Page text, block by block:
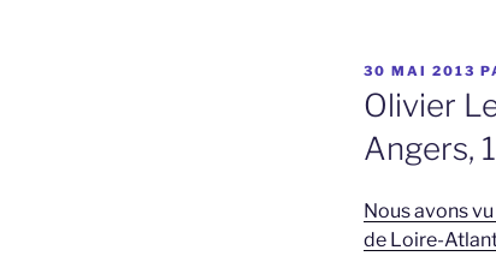
PUBLIÉ
LE
30 MAI 2013
Olivier
Angers,
Nous avons
de Loire-